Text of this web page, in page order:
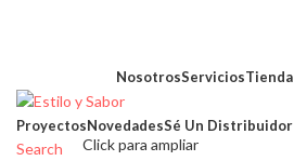
NosotrosServiciosTienda
ProyectosNovedadesSé Un Distribuidor
Search
Click para ampliar